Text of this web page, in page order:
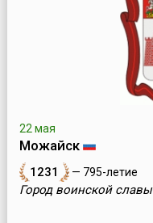
22 мая
Можайск
1231 — 795-летие
Город воинской славы